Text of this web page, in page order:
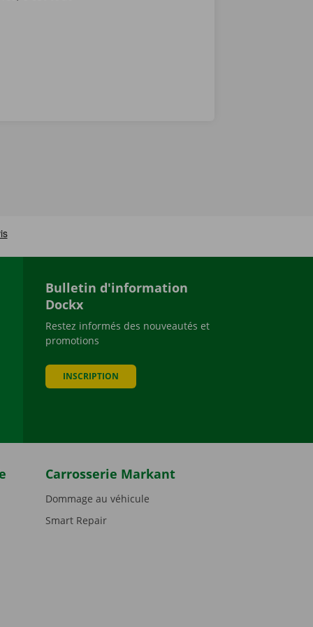
Bulletin d'information
Dockx
Restez informés des nouveautés et
promotions
INSCRIPTION
Carrosserie Markant
Dommage au véhicule
Smart Repair